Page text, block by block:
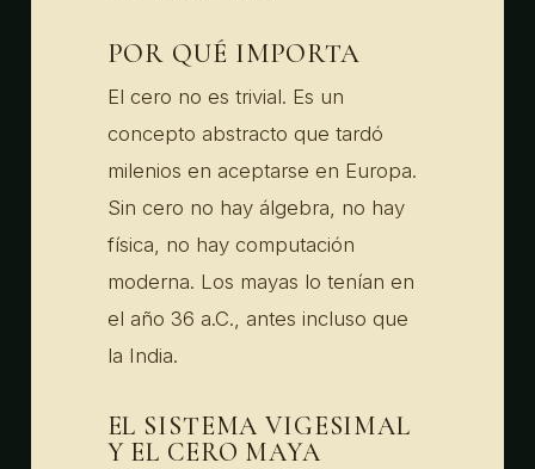
POR QUÉ IMPORTA
El cero no es trivial. Es un
concepto abstracto que tardó
milenios en aceptarse en Europa.
Sin cero no hay álgebra, no hay
física, no hay computación
moderna. Los mayas lo tenían en
el año 36 a.C., antes incluso que
la India.
EL SISTEMA VIGESIMAL
Y EL CERO MAYA